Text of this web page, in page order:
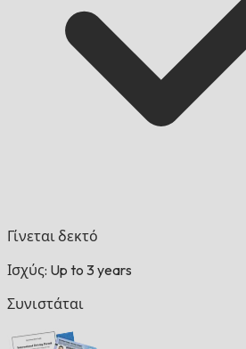
Γίνεται δεκτό
Ισχύς: Up to 3 years
Συνιστάται